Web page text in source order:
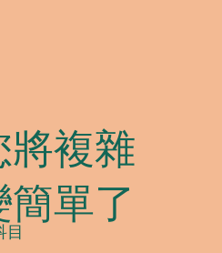
將複雜
單了
目